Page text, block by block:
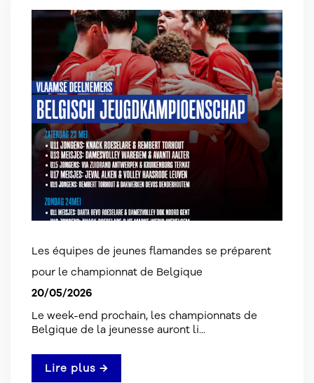
Les équipes de jeunes flamandes se préparent
pour le championnat de Belgique
20/05/2026
Le week-end prochain, les championnats de
Belgique de la jeunesse auront li...
Lire plus →